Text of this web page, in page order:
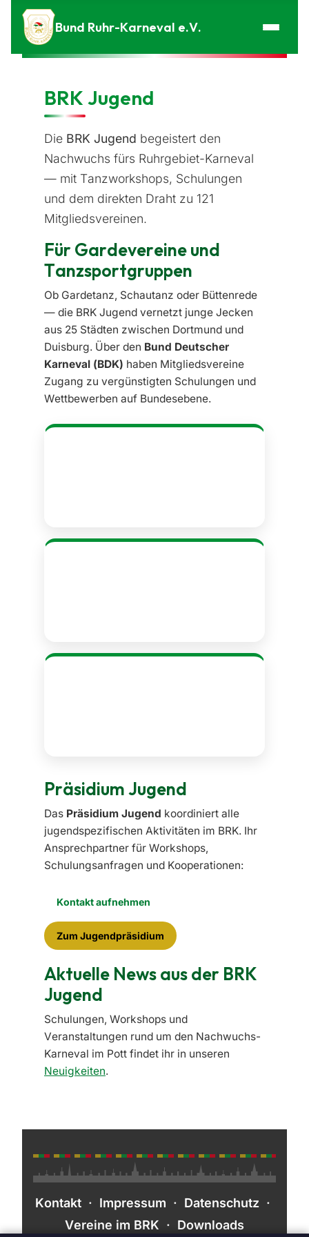
Zum Inhalt springen
Bund Ruhr-Karneval e.V.
BRK Jugend
Die BRK Jugend begeistert den
Nachwuchs fürs Ruhrgebiet-Karneval
— mit Tanzworkshops, Schulungen
und dem direkten Draht zu 121
Mitgliedsvereinen.
Für Gardevereine und
Tanzsportgruppen
Ob Gardetanz, Schautanz oder Büttenrede
— die BRK Jugend vernetzt junge Jecken
aus 25 Städten zwischen Dortmund und
Duisburg. Über den Bund Deutscher
Karneval (BDK) haben Mitgliedsvereine
Zugang zu vergünstigten Schulungen und
Wettbewerben auf Bundesebene.
Präsidium Jugend
Das Präsidium Jugend koordiniert alle
jugendspezifischen Aktivitäten im BRK. Ihr
Ansprechpartner für Workshops,
Schulungsanfragen und Kooperationen:
Kontakt aufnehmen
Zum Jugendpräsidium
Aktuelle News aus der BRK
Jugend
Schulungen, Workshops und
Veranstaltungen rund um den Nachwuchs-
Karneval im Pott findet ihr in unseren
Neuigkeiten.
Kontakt · Impressum · Datenschutz ·
Vereine im BRK · Downloads